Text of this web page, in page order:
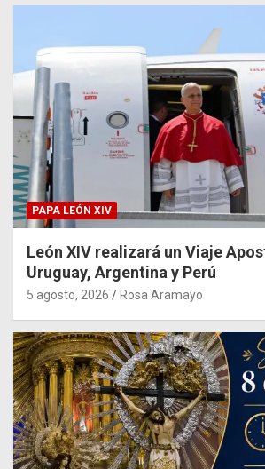
PAPA LEÓN XIV
León XIV realizará un Viaje
Uruguay, Argentina y Perú
5 agosto, 2026 Rosa Aramayo